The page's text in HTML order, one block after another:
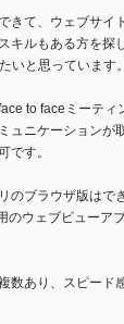
きて、ウェブサイ
キルもある方を探
いと思っています。
to faceミーティ
ュニケーションが
です。
のブラウザ版はで
のウェブビューア
数あり、スピード